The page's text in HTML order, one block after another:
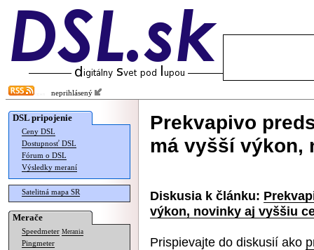
neprihlásený
DSL pripojenie
Ceny DSL
Dostupnosť DSL
Fórum o DSL
Výsledky meraní
Satelitná mapa SR
Merače
Speedmeter Merania
Pingmeter
Prekvapivo
má vyšší výkon,
Diskusia k článku:
výkon, novinky aj vyššiu
Prispievajte do diskusií ako